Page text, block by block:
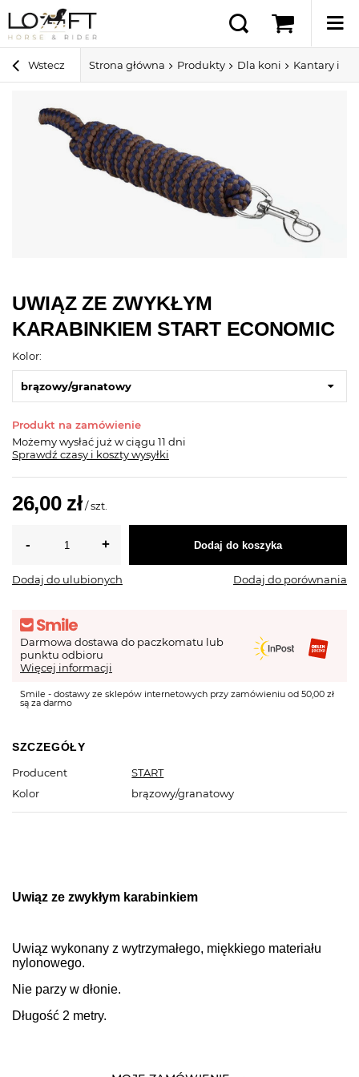
Wstecz Strona główna Produkty Dla koni Kantary i
UWIĄZ ZE ZWYKŁYM
KARABINKIEM START ECONOMIC
Kolor:
brązowy/granatowy
Produkt na zamówienie
Możemy wysłać już w ciągu 11 dni
Sprawdź czasy i koszty wysyłki
26,00 zł /szt.
Dodaj do koszyka
Dodaj do ulubionych Dodaj do porównania
Darmowa dostawa do paczkomatu lub
punktu odbioru
Więcej informacji
Smile - dostawy ze sklepów internetowych przy zamówieniu od 50,00 zł
są za darmo
SZCZEGÓŁY
Producent
START
Kolor
brązowy/granatowy
Uwiąz ze zwykłym karabinkiem
Uwiąz wykonany z wytrzymałego, miękkiego materiału
nylonowego.
Nie parzy w dłonie.
Długość 2 metry.